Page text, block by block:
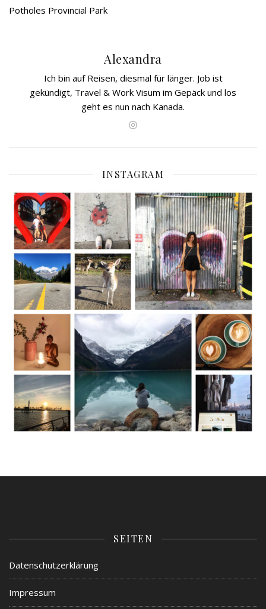
Potholes Provincial Park
Alexandra
Ich bin auf Reisen, diesmal für länger. Job ist
gekündigt, Travel & Work Visum im Gepäck und los
geht es nun nach Kanada.
INSTAGRAM
SEITEN
Datenschutzerklärung
Impressum